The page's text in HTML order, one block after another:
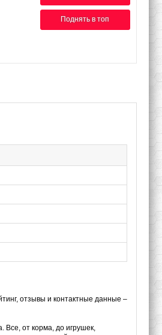
Поднять в топ
отзывы и контактные данные –
Все, от корма, до игрушек,